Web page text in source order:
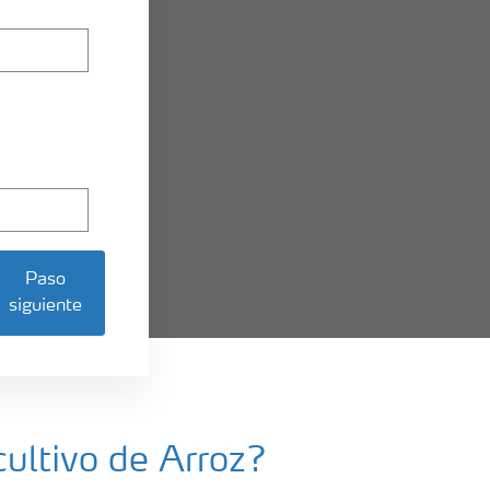
Paso
siguiente
de Arroz?